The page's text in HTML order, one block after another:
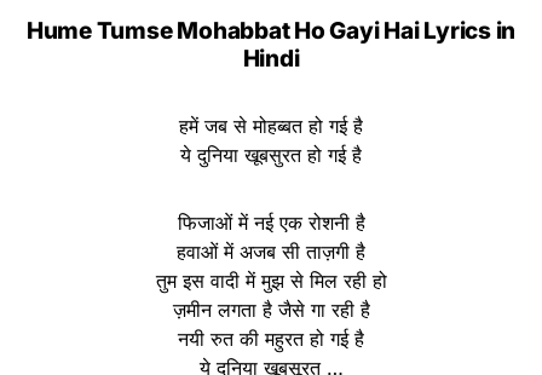
Hume Tumse Mohabbat Ho Gayi Hai Lyrics in
Hindi
हमें जब से मोहब्बत हो गई है
ये दुनिया खूबसुरत हो गई है
फिजाओं में नई एक रोशनी है
हवाओं में अजब सी ताज़गी है
तुम इस वादी में मुझ से मिल रही हो
ज़मीन लगता है जैसे गा रही है
नयी रुत की महुरत हो गई है
ये दुनिया खूबसूरत …